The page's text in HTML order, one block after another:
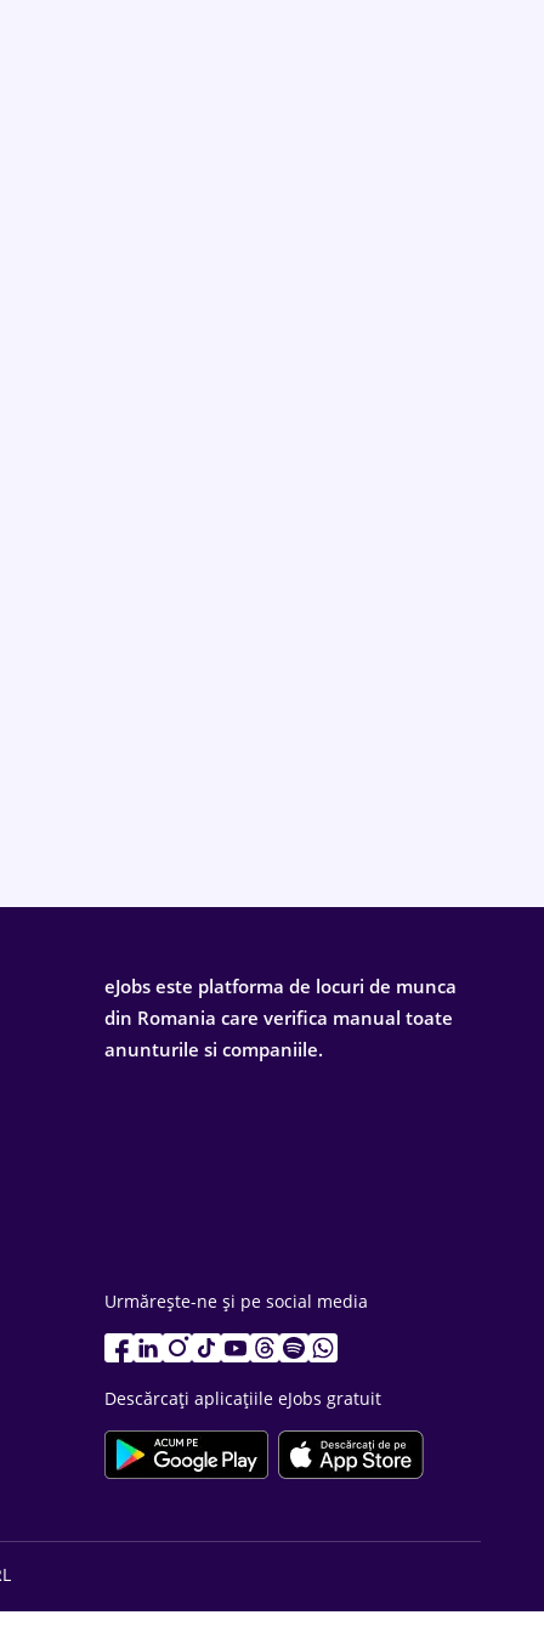
eJobs este platforma de locuri de munca
din Romania care verifica manual toate
anunturile si companiile.
Urmărește-ne și pe social media
Descărcați aplicațiile eJobs gratuit